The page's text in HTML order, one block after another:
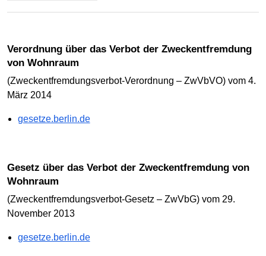
Verordnung über das Verbot der Zweckentfremdung
von Wohnraum
(Zweckentfremdungsverbot-Verordnung – ZwVbVO) vom 4.
März 2014
gesetze.berlin.de
Gesetz über das Verbot der Zweckentfremdung von
Wohnraum
(Zweckentfremdungsverbot-Gesetz – ZwVbG) vom 29.
November 2013
gesetze.berlin.de